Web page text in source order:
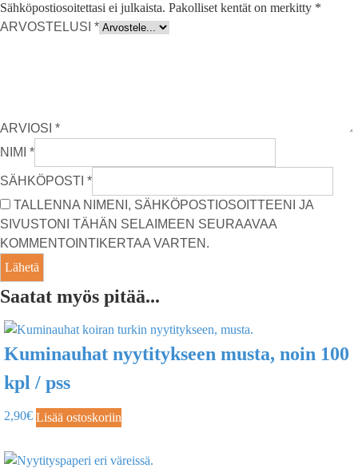
Sähköpostiosoitettasi ei julkaista. Pakolliset kentät on merkitty *
ARVOSTELUSI *
ARVIOSI *
NIMI *
SÄHKÖPOSTI *
TALLENNA NIMENI, SÄHKÖPOSTIOSOITTEENI JA
SIVUSTONI TÄHÄN SELAIMEEN SEURAAVAA
KOMMENTOINTIKERTAA VARTEN.
Saatat myös pitää...
Kuminauhat nyytitykseen musta, noin 100
kpl / pss
2,90€ Lisää ostoskoriin